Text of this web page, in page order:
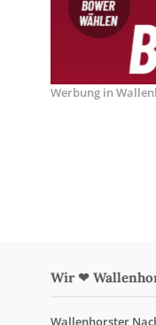
Werbung in
Wir ❤
Wallenhorster